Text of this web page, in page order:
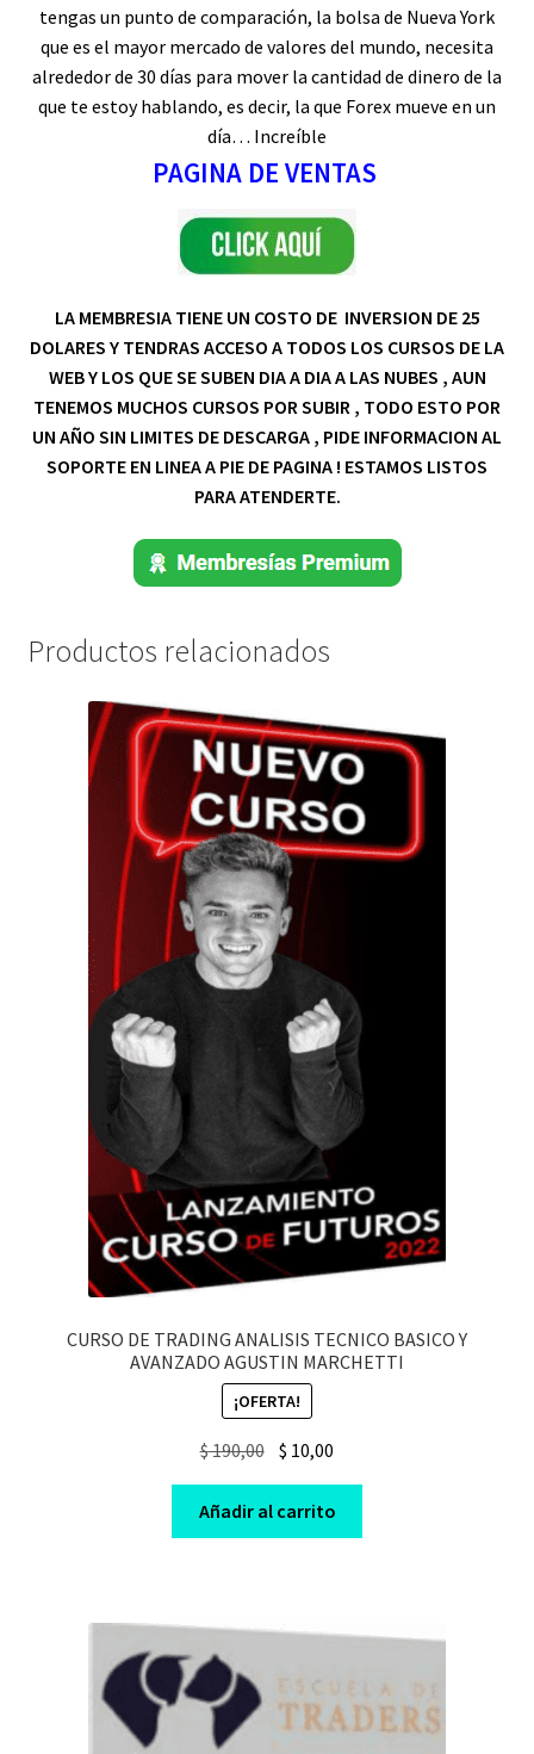
tengas un punto de comparación, la bolsa de Nueva York
que es el mayor mercado de valores del mundo, necesita
alrededor de 30 días para mover la cantidad de dinero de la
que te estoy hablando, es decir, la que Forex mueve en un
día… Increíble
PAGINA DE VENTAS
LA MEMBRESIA TIENE UN COSTO DE INVERSION DE 25
DOLARES Y TENDRAS ACCESO A TODOS LOS CURSOS DE LA
WEB Y LOS QUE SE SUBEN DIA A DIA A LAS NUBES , AUN
TENEMOS MUCHOS CURSOS POR SUBIR , TODO ESTO POR
UN AÑO SIN LIMITES DE DESCARGA , PIDE INFORMACION AL
SOPORTE EN LINEA A PIE DE PAGINA ! ESTAMOS LISTOS
PARA ATENDERTE.
Productos relacionados
CURSO DE TRADING ANALISIS TECNICO BASICO Y
AVANZADO AGUSTIN MARCHETTI
¡OFERTA!
$190,00 Original
was:
$ 190,00.
$ 10,00
is:
$ 10,00.
Añadir al carrito